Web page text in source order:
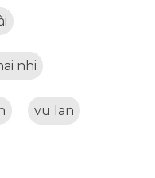
nhi
vu lan